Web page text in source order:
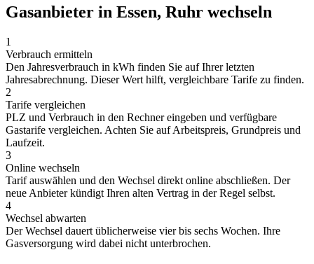
Gasanbieter in Essen, Ruhr wechseln
1
Verbrauch ermitteln
Den Jahresverbrauch in kWh finden Sie auf Ihrer letzten
Jahresabrechnung. Dieser Wert hilft, vergleichbare Tarife zu finden.
2
Tarife vergleichen
PLZ und Verbrauch in den Rechner eingeben und verfügbare
Gastarife vergleichen. Achten Sie auf Arbeitspreis, Grundpreis und
Laufzeit.
3
Online wechseln
Tarif auswählen und den Wechsel direkt online abschließen. Der
neue Anbieter kündigt Ihren alten Vertrag in der Regel selbst.
4
Wechsel abwarten
Der Wechsel dauert üblicherweise vier bis sechs Wochen. Ihre
Gasversorgung wird dabei nicht unterbrochen.